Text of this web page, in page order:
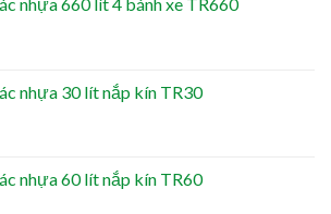
nhựa 30 lít nắp kín TR30
nhựa 60 lít nắp kín TR60